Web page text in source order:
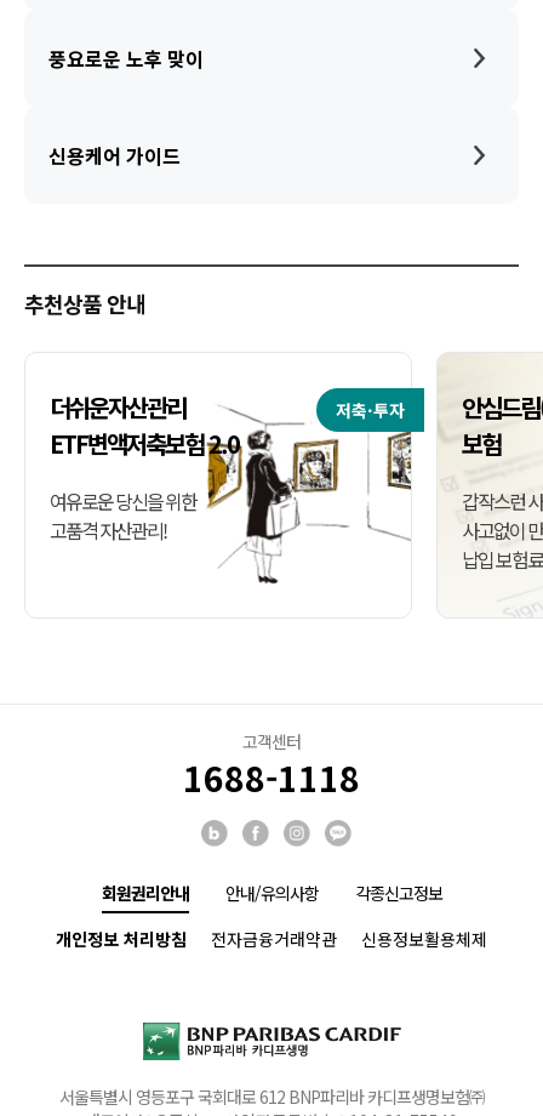
풍요로운 노후 맞이
신용케어 가이드
추천상품 안내
저축·투자
더쉬운자산관리
ETF변액저축보험 2.0
여유로운 당신을 위한
고품격 자산관리!
안심드
보험
갑작스런
사고없이
납입 보험
고객센터
1688-1118
회원권리안내
개인정보 처리방침
전자금융거래약관 신용정보활용체제
안내/유의사항 각종신고정보
서울특별시 영등포구 국회대로 612 BNP파리바 카디프생명보험㈜